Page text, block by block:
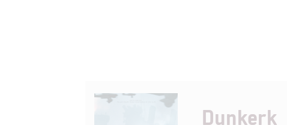
Dunkerk